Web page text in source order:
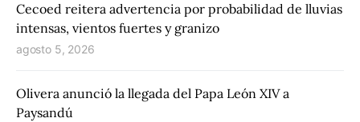
Cecoed reitera advertencia por probabilidad de lluvias
intensas, vientos fuertes y granizo
agosto 5, 2026
Olivera anunció la llegada del Papa León XIV a
Paysandú